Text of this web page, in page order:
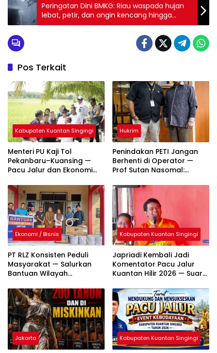
Peringatan Dini BMKG: Riau waspada hujan
lebat, petir, dan angin kencang hingga
malam ini
Pos Terkait
Kabupaten Kuantan Singingi
Menteri PU Kaji Tol
Pekanbaru–Kuansing —
Pacu Jalur dan Ekonomi
Hukrim
Penindakan PETI Jangan
Berhenti di Operator —
Prof Sutan Nasomal:
hingga Pemodal
Ekonomi / Bisnis
PT RLZ Konsisten Peduli
Masyarakat — Salurkan
Bantuan Wilayah
Kabupaten Kuantan Singingi
Japriadi Kembali Jadi
Komentator Pacu Jalur
Kuantan Hilir 2026 — Suara
Menggema di Tepian
Lubuok Sobae Basogha
Jakarta Kabupaten Kuantan Singingi